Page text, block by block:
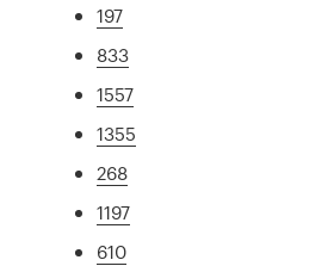
197
833
1557
1355
268
1197
610